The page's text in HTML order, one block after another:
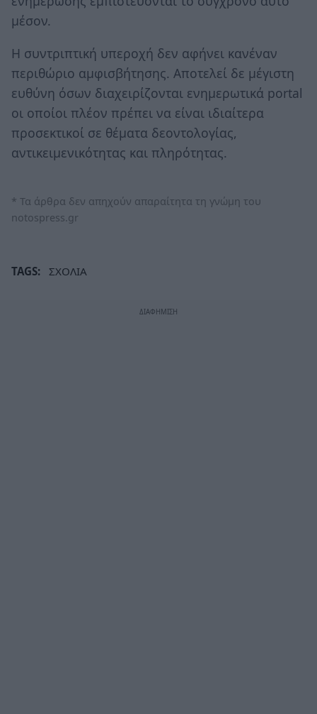
μέσον.
Η συντριπτική υπεροχή δεν αφήνει κανέναν
περιθώριο αμφισβήτησης. Αποτελεί δε μέγιστη
ευθύνη όσων διαχειρίζονται ενημερωτικά portal
οι οποίοι πλέον πρέπει να είναι ιδιαίτερα
προσεκτικοί σε θέματα δεοντολογίας,
αντικειμενικότητας και πληρότητας.
* Τα άρθρα δεν απηχούν απαραίτητα τη γνώμη του
notospress.gr
TAGS: ΣΧΟΛΙΑ